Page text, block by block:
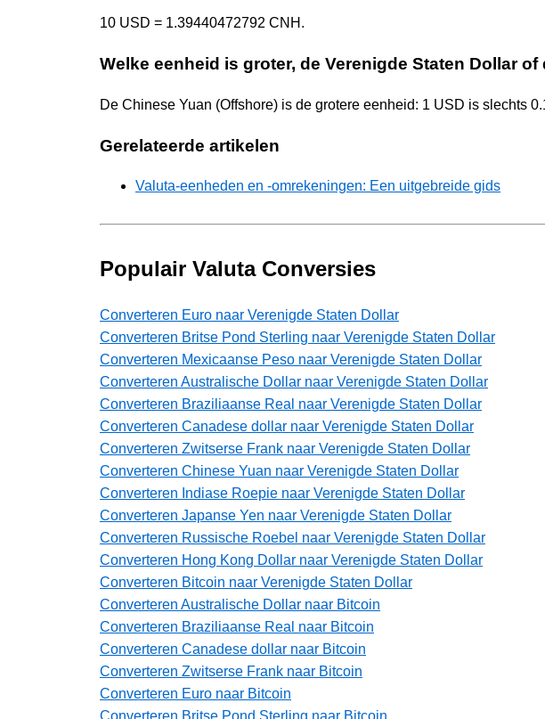
10 USD = 1.39440472792 CNH.
Welke eenheid is groter, de Verenigde Staten Dollar
De Chinese Yuan (Offshore) is de grotere eenheid: 1 USD is slechts
Gerelateerde artikelen
Valuta-eenheden en -omrekeningen: Een uitgebreide gids
Populair Valuta Conversies
Converteren Euro naar Verenigde Staten Dollar
Converteren Britse Pond Sterling naar Verenigde Staten Dollar
Converteren Mexicaanse Peso naar Verenigde Staten Dollar
Converteren Australische Dollar naar Verenigde Staten Dollar
Converteren Braziliaanse Real naar Verenigde Staten Dollar
Converteren Canadese dollar naar Verenigde Staten Dollar
Converteren Zwitserse Frank naar Verenigde Staten Dollar
Converteren Chinese Yuan naar Verenigde Staten Dollar
Converteren Indiase Roepie naar Verenigde Staten Dollar
Converteren Japanse Yen naar Verenigde Staten Dollar
Converteren Russische Roebel naar Verenigde Staten Dollar
Converteren Hong Kong Dollar naar Verenigde Staten Dollar
Converteren Bitcoin naar Verenigde Staten Dollar
Converteren Australische Dollar naar Bitcoin
Converteren Braziliaanse Real naar Bitcoin
Converteren Canadese dollar naar Bitcoin
Converteren Zwitserse Frank naar Bitcoin
Converteren Euro naar Bitcoin